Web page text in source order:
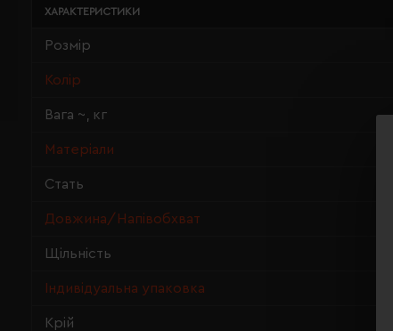
ХАРАКТЕРИСТИКИ
Розмір
Колір
Вага ~, кг
Матеріали
Стать
Довжина/Напівобхват
Щільність
Індивідуальна упаковка
Крій